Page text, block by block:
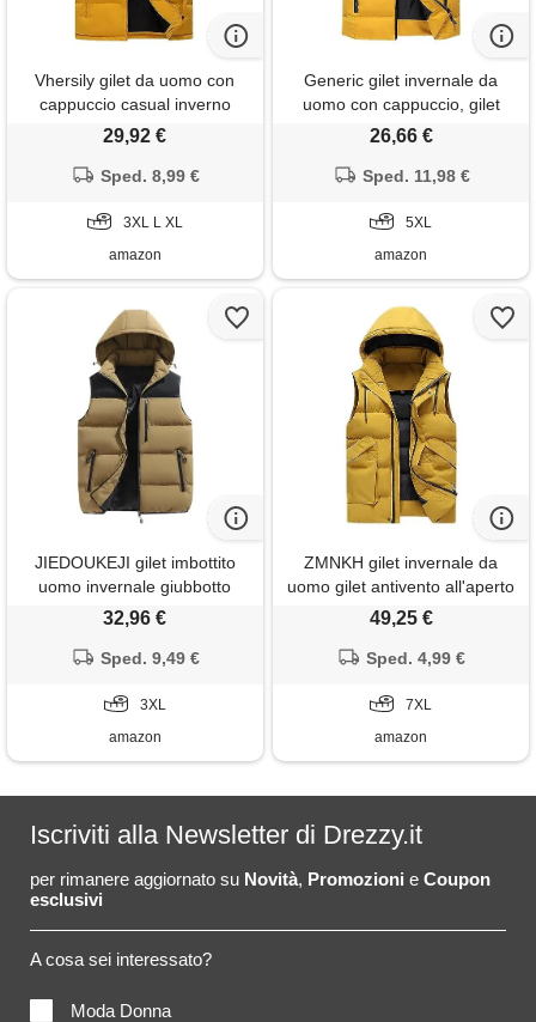
Vhersily gilet da uomo con
cappuccio casual inverno
caldo outdoor imbottito senza
smanicato invernale giubbino
imbottiti, per il tempo libero
29,92 €
Sped. 8,99 €
3XL L XL
amazon
Generic gilet invernale da
uomo con cappuccio, gilet
trapuntato da uomo, in corda,
cerniera, senza maniche, per
antivento, gilet da uomo,
giallo. , 5xl
26,66 €
Sped. 11,98 €
5XL
amazon
JIEDOUKEJI gilet imbottito
uomo invernale giubbotto
smanicato gilet piumino con
giacche senza maniche
smanicato da uomo imbottiti
taglie forti outdoor
32,96 €
Sped. 9,49 €
3XL
amazon
ZMNKH gilet invernale da
uomo gilet antivento all'aperto
gilet imbottito con cappuccio
tasche, giubbino smanicato
49,25 €
Sped. 4,99 €
7XL
amazon
Iscriviti alla Newsletter di Drezzy.it
per rimanere aggiornato su Novità, Promozioni e Coupon
esclusivi
A cosa sei interessato?
Moda Donna